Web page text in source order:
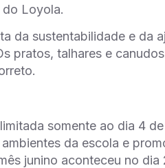
Loyola.
da sustentabilidade e da
pratos, talhares e
somente ao dia 4
da escola e
junino aconteceu no